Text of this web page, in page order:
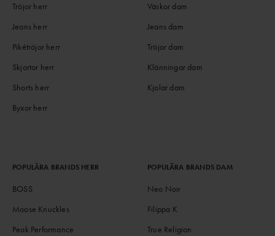
Tröjor herr
Jeans herr
Pikétröjor herr
Skjortor herr
Shorts herr
Byxor herr
Väskor dam
Jeans dam
Tröjor dam
Klänningar dam
Kjolar dam
POPULÄRA BRANDS HERR
BOSS
Moose Knuckles
Peak Performance
POPULÄRA BRANDS DAM
Neo Noir
Filippa K
True Religion